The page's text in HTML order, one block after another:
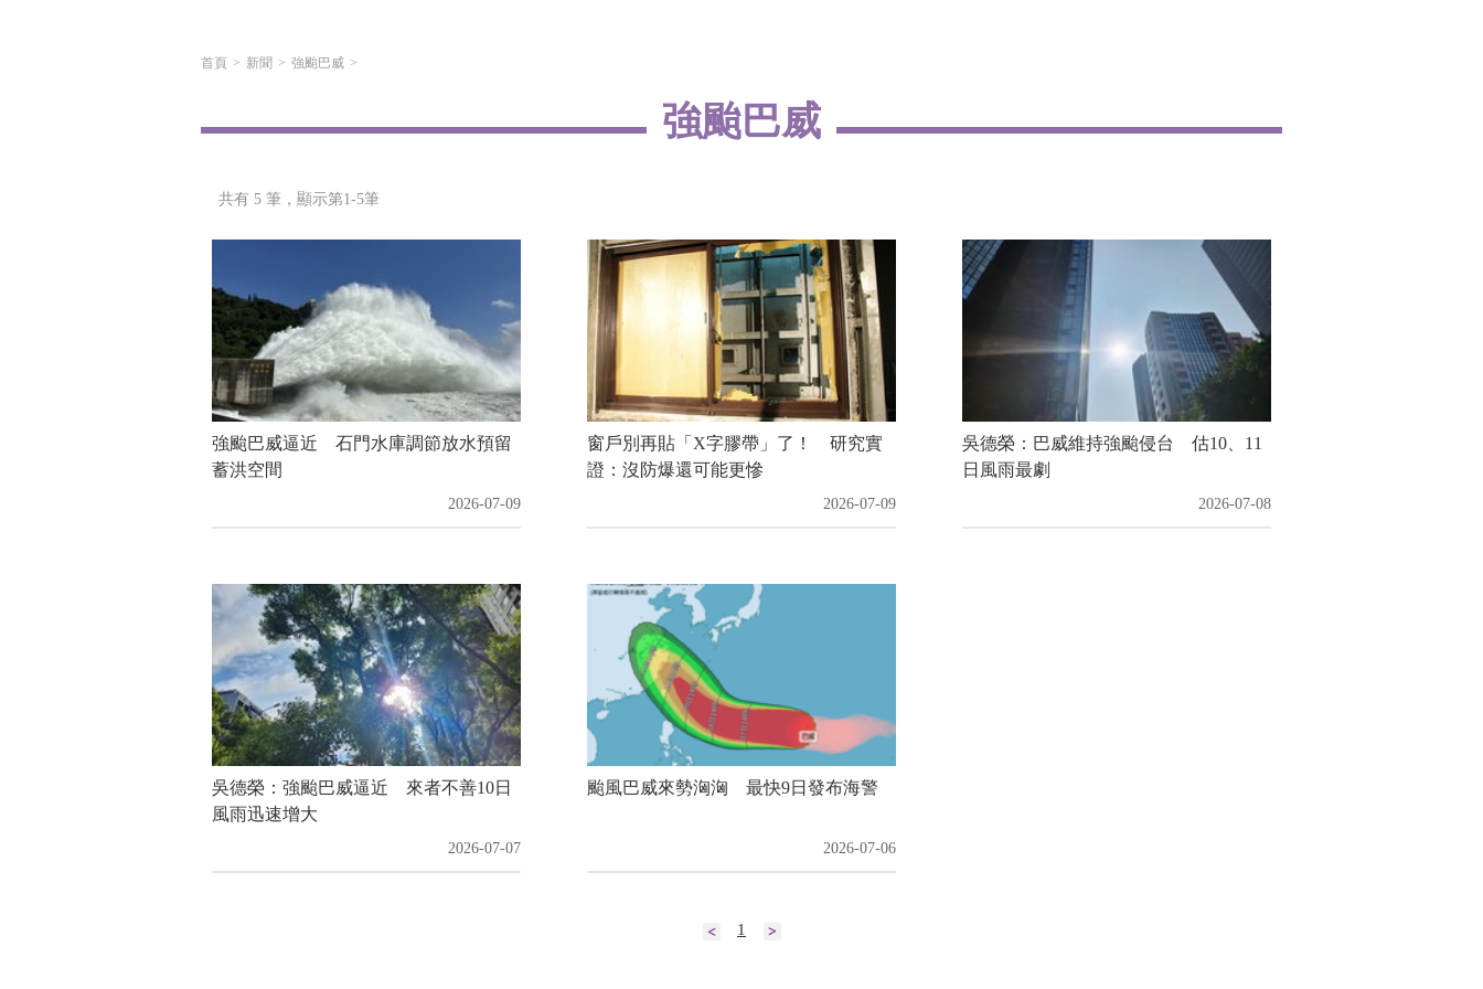
首頁 新聞 強颱巴威
強颱巴威
共有 5 筆， 顯示第1-5筆
強颱巴威逼近 石門水庫調節放水預留
蓄洪空間
2026-07-09
窗戶別再貼「X字膠帶」了！ 研究實
證：沒防爆還可能更慘
2026-07-09
吳德榮：巴威維持強颱侵台 估10、11
日風雨最劇
2026-07-08
吳德榮：強颱巴威逼近 來者不善10日
風雨迅速增大
2026-07-07
颱風巴威來勢洶洶 最快9日發布海警
2026-07-06
1